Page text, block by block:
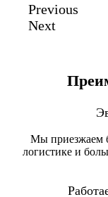
Previous
Next
Мы приезжаем
логистике и